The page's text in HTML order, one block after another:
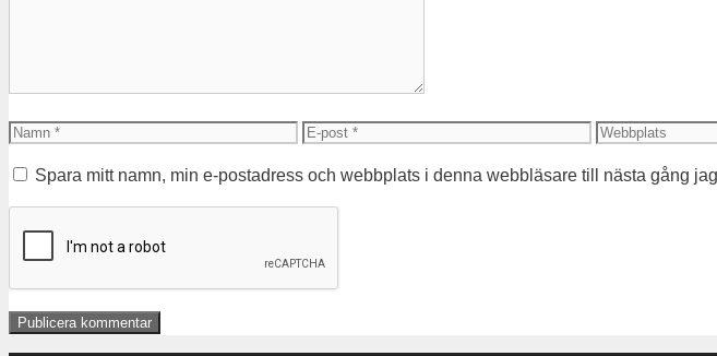
Namn
E-
Webbplats
Spara mitt namn, min e-postadress och webbplats i denna webbläsare till nästa gång